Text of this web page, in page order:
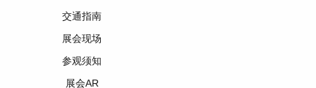
交通指南
展会现场
参观须知
展会AR